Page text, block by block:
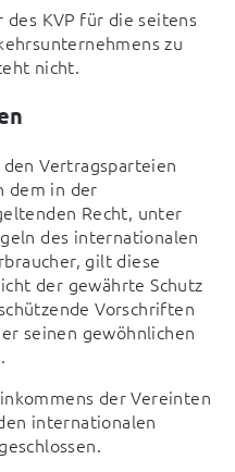
des KVP für die seitens
zu
nicht.
Vertragsparteien
dem in der
Recht, unter
des internationalen
gilt diese
der gewährte Schutz
Vorschriften
seinen gewöhnlichen
der Vereinten
internationalen